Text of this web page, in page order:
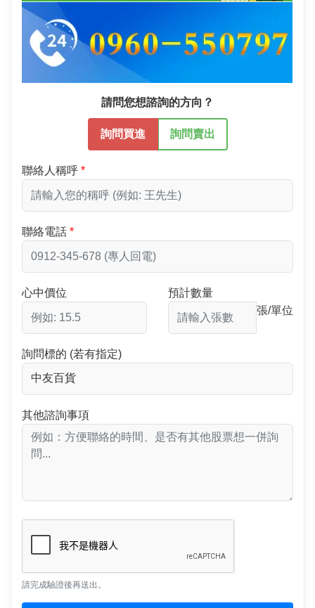
請問您想諮詢的方向？
詢問買進 詢問賣出
聯絡人稱呼
聯絡電話
心中價位
預計數量
張/單位
詢問標的 (若有指定)
其他諮詢事項
請完成驗證後再送出。